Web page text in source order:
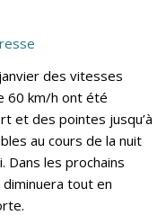
des vitesses
60 km/h ont été
et des pointes jusqu’à
au cours de la nuit
Dans les prochains
tout en